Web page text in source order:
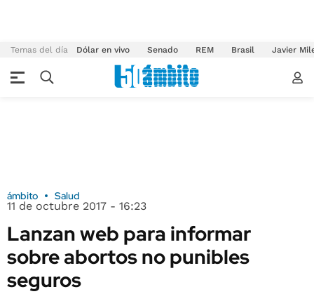
Temas del día Dólar en vivo Senado REM Brasil Javier
ámbito Salud
11 de octubre 2017 - 16:23
Lanzan web para informar
sobre abortos no punibles
seguros